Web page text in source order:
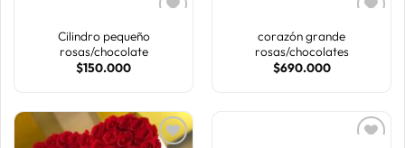
AÑADIR
DE
DESEOS
Cilindro pequeño
rosas/chocolate
$150.000
AÑADIR
DESEOS
corazón grande
rosas/chocolates
$690.000